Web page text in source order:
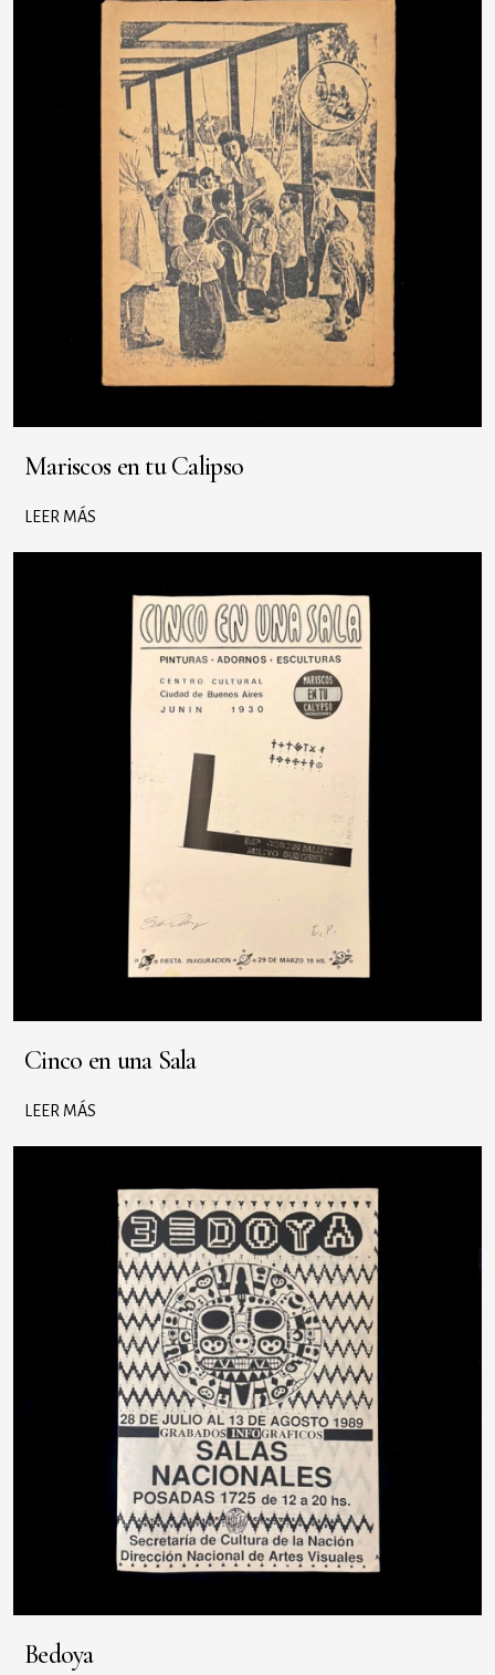
Mariscos en tu Calipso
LEER MÁS
Cinco en una Sala
LEER MÁS
Bedoya